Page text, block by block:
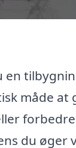
en
måde at
du øger